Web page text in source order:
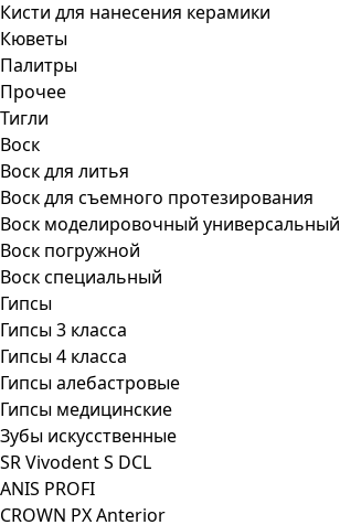
Кисти для нанесения керамики
Кюветы
Палитры
Прочее
Тигли
Воск
Воск для литья
Воск для съемного протезирования
Воск моделировочный универсальный
Воск погружной
Воск специальный
Гипсы
Гипсы 3 класса
Гипсы 4 класса
Гипсы алебастровые
Гипсы медицинские
Зубы искусственные
SR Vivodent S DCL
ANIS PROFI
CROWN PX Anterior